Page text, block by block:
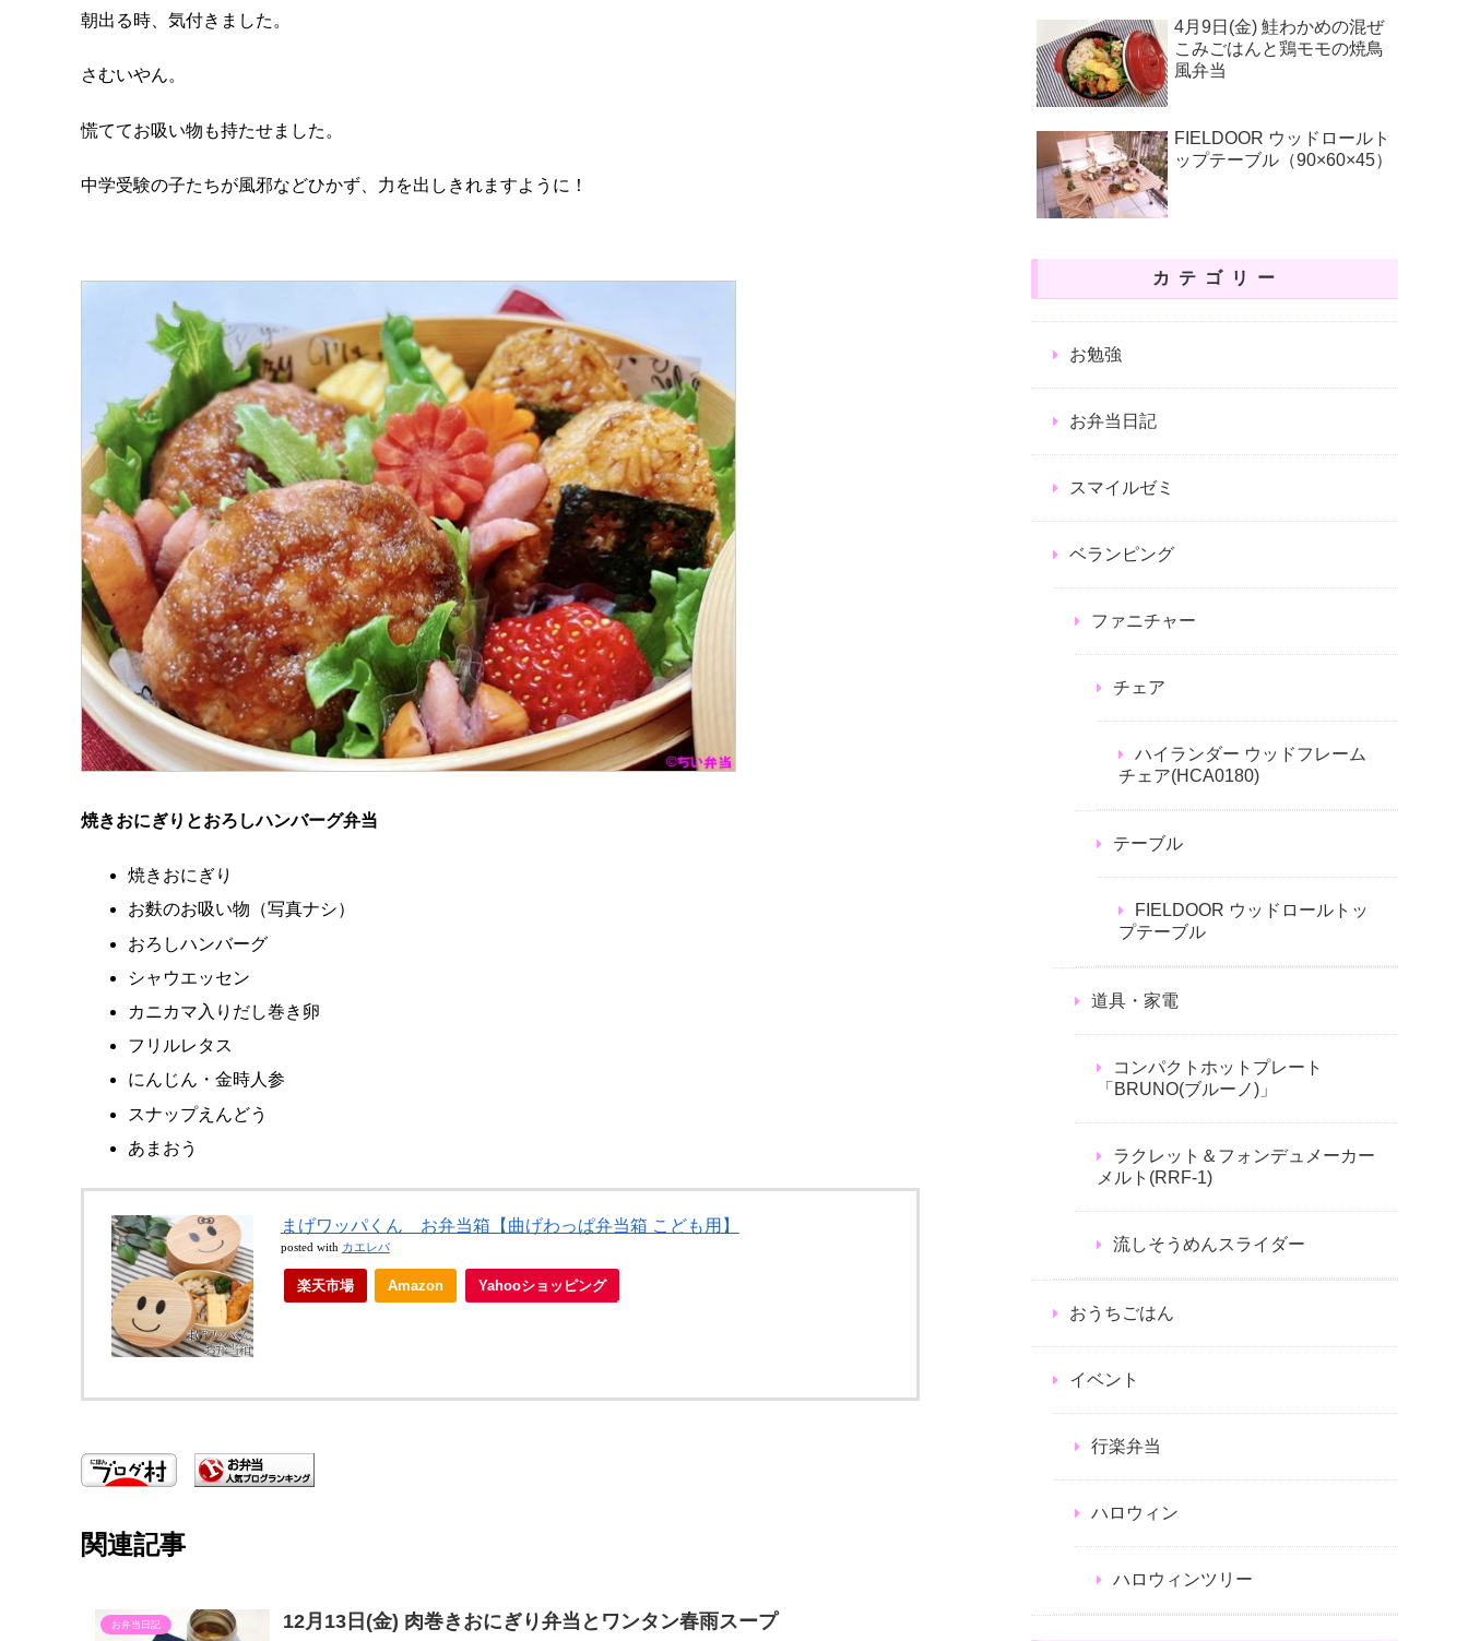
朝出る時、気付きました。
さむいやん。
慌ててお吸い物も持たせました。
中学受験の子たちが風邪などひかず、力を出しきれますように！
焼きおにぎりとおろしハンバーグ弁当
焼きおにぎり
お麩のお吸い物（写真ナシ）
おろしハンバーグ
シャウエッセン
カニカマ入りだし巻き卵
フリルレタス
にんじん・金時人参
スナップえんどう
あまおう
まげワッパくん お弁当箱【曲げわっぱ弁当箱 こども用】
posted with カエレバ
楽天市場 Amazon Yahooショッピング
関連記事
お弁当日記 12月13日(金) 肉巻きおにぎり弁当とワンタン春雨スープ
4月9日(金) 鮭わかめの混ぜ
こみごはんと鶏モモの焼鳥
風弁当
FIELDOOR ウッドロールト
ップテーブル（90×60×45）
カテゴリー
お勉強
お弁当日記
スマイルゼミ
ベランピング
ファニチャー
チェア
ハイランダー ウッドフレーム
チェア(HCA0180)
テーブル
FIELDOOR ウッドロールトッ
プテーブル
道具・家電
コンパクトホットプレート
「BRUNO(ブルーノ)」
ラクレット＆フォンデュメーカー
メルト(RRF-1)
流しそうめんスライダー
おうちごはん
イベント
行楽弁当
ハロウィン
ハロウィンツリー